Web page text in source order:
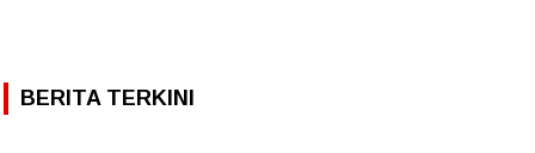
BERITA TERKINI